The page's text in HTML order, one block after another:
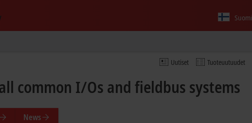
Suomi
Uutiset Tuoteuutuudet
common I/Os and fieldbus systems
News